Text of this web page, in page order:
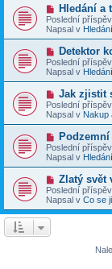
v
e
k
p
í
s
p
v
e
k
N
o
v
ý
p
í
s
p
ě
v
e
k
Hledání a
Poslední
Napsal v
N
o
v
ý
í
s
p
v
e
k
Detektor
Poslední
Napsal v
N
o
v
ý
p
í
s
p
ě
v
e
k
Jak zjistit
Poslední
Napsal v Nakup
N
o
v
ý
p
í
s
p
Poslední
Napsal v
N
o
v
ý
p
Zlatý svět
Poslední
Napsal v Co se